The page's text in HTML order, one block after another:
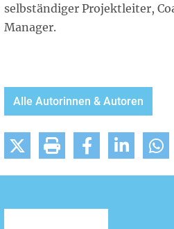
selbständiger Projektleiter,
Manager.
Alle Autorinnen & Autoren